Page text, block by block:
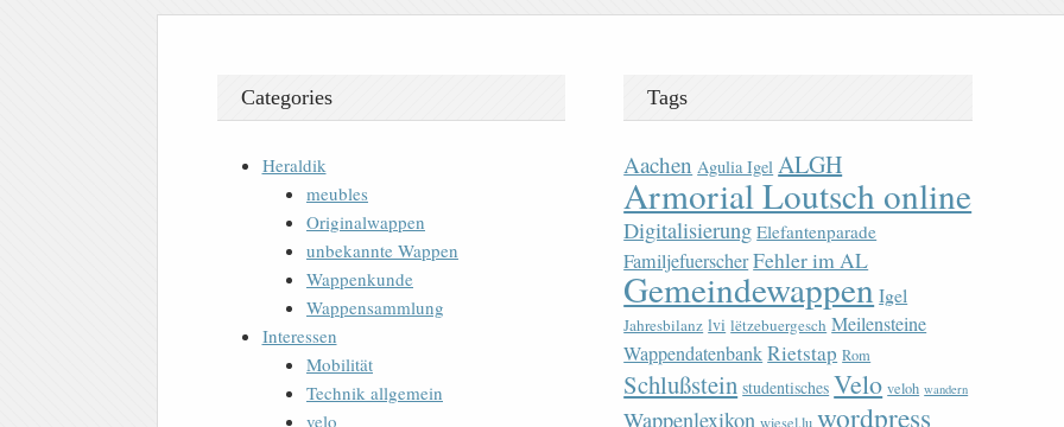
Categories
Heraldik
meubles
Originalwappen
unbekannte Wappen
Wappenkunde
Wappensammlung
Interessen
Mobilität
Technik allgemein
velo
Tags
Aachen Agulia Igel ALGH
Armorial Loutsch online
Digitalisierung Elefantenparade
FamiljefuerscherFehler im AL
Gemeindewappen Igel
Jahresbilanz lvi lëtzebuergesch Meilensteine
WappendatenbankRietstap Rom
Schlußstein studentisches Velo veloh wandern
Wappenlexikon wordpress